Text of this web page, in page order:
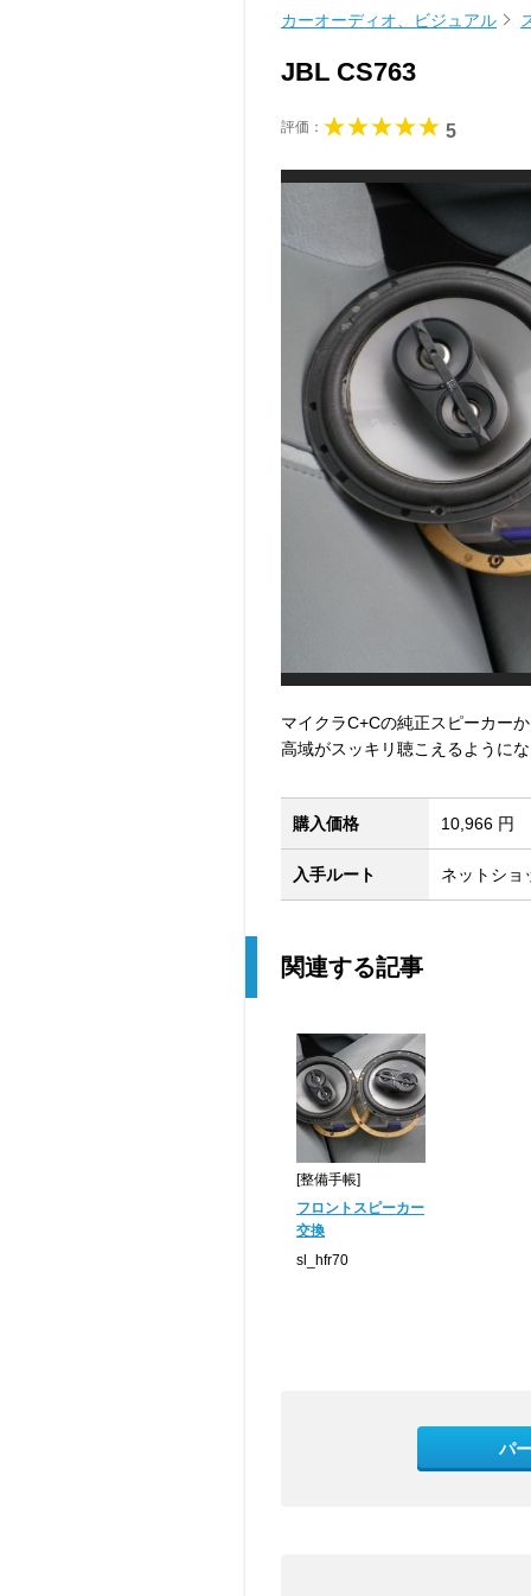
カーオーディオ、ビジュアル
JBL CS763
評価： 5
マイクラC+Cの純正スピーカー
高域がスッキリ聴こえるように
購入価格 10,966 円
入手ルート ネットショ
関連する記事
[整備手帳]
フロントスピーカー
交換
sl_hfr70
パ